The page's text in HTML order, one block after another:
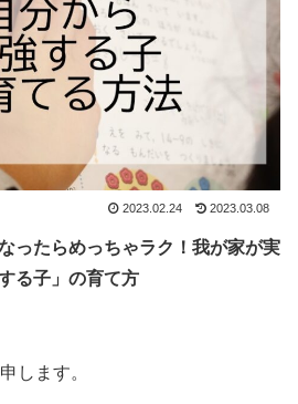
2023.02.24 2023.03.08
ったらめっちゃラク！我が家が実
る子」の育て方
します。